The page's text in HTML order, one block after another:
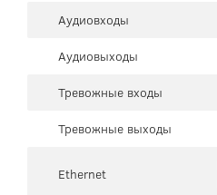
Аудиовходы
Аудиовыходы
Тревожные входы
Тревожные выходы
Ethernet